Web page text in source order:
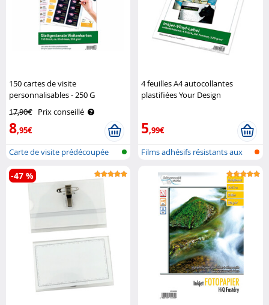
150 cartes de visite
personnalisables - 250 G
17,90€ Prix conseillé
8,95€
Carte de visite prédécoupée
4 feuilles A4 autocollantes
plastifiées Your Design
5,99€
Films adhésifs résistants aux
-47 %